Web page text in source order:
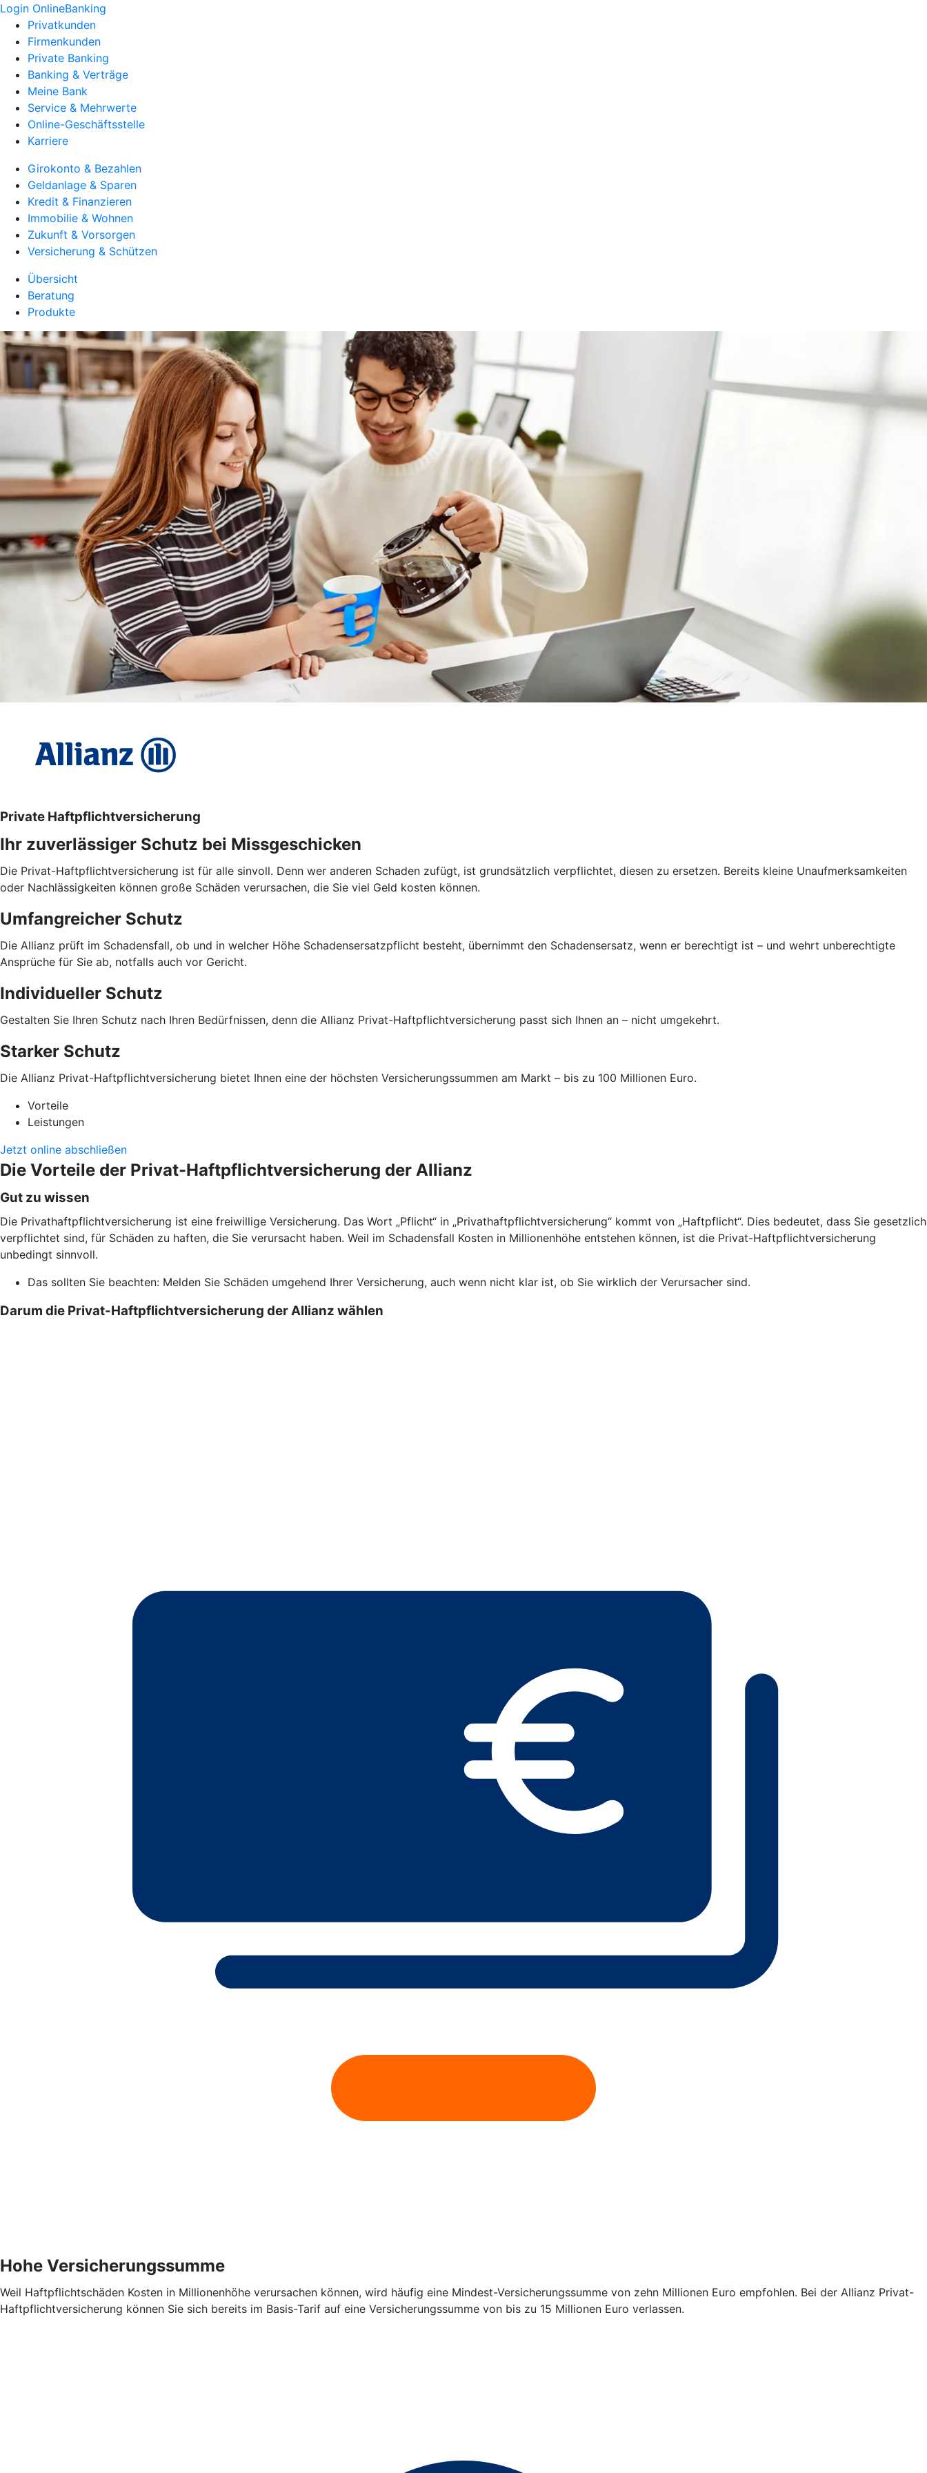
Login OnlineBanking
Privatkunden
Firmenkunden
Private Banking
Banking & Verträge
Meine Bank
Service & Mehrwerte
Online-Geschäftsstelle
Karriere
Girokonto & Bezahlen
Geldanlage & Sparen
Kredit & Finanzieren
Immobilie & Wohnen
Zukunft & Vorsorgen
Versicherung & Schützen
Übersicht
Beratung
Produkte
Private Haftpflichtversicherung
Ihr zuverlässiger Schutz bei Missgeschicken
Die Privat-Haftpflichtversicherung ist für alle sinvoll. Denn wer anderen Schaden zufügt, ist grundsätzlich verpflichtet, diesen zu ersetzen. Bereits kleine Unaufmerksamkeiten
oder Nachlässigkeiten können große Schäden verursachen, die Sie viel Geld kosten können.
Umfangreicher Schutz
Die Allianz prüft im Schadensfall, ob und in welcher Höhe Schadensersatzpflicht besteht, übernimmt den Schadensersatz, wenn er berechtigt ist – und wehrt unberechtigte
Ansprüche für Sie ab, notfalls auch vor Gericht.
Individueller Schutz
Gestalten Sie Ihren Schutz nach Ihren Bedürfnissen, denn die Allianz Privat-Haftpflichtversicherung passt sich Ihnen an – nicht umgekehrt.
Starker Schutz
Die Allianz Privat-Haftpflichtversicherung bietet Ihnen eine der höchsten Versicherungssummen am Markt – bis zu 100 Millionen Euro.
Vorteile
Leistungen
Jetzt online abschließen
Die Vorteile der Privat-Haftpflichtversicherung der Allianz
Gut zu wissen
Die Privathaftpflichtversicherung ist eine freiwillige Versicherung. Das Wort „Pflicht“ in „Privathaftpflichtversicherung“ kommt von „Haftpflicht“. Dies bedeutet, dass Sie gesetzlich
verpflichtet sind, für Schäden zu haften, die Sie verursacht haben. Weil im Schadensfall Kosten in Millionenhöhe entstehen können, ist die Privat-Haftpflichtversicherung
unbedingt sinnvoll.
Das sollten Sie beachten: Melden Sie Schäden umgehend Ihrer Versicherung, auch wenn nicht klar ist, ob Sie wirklich der Verursacher sind.
Darum die Privat-Haftpflichtversicherung der Allianz wählen
Hohe Versicherungssumme
Weil Haftpflichtschäden Kosten in Millionenhöhe verursachen können, wird häufig eine Mindest-Versicherungssumme von zehn Millionen Euro empfohlen. Bei der Allianz Privat-
Haftpflichtversicherung können Sie sich bereits im Basis-Tarif auf eine Versicherungssumme von bis zu 15 Millionen Euro verlassen.